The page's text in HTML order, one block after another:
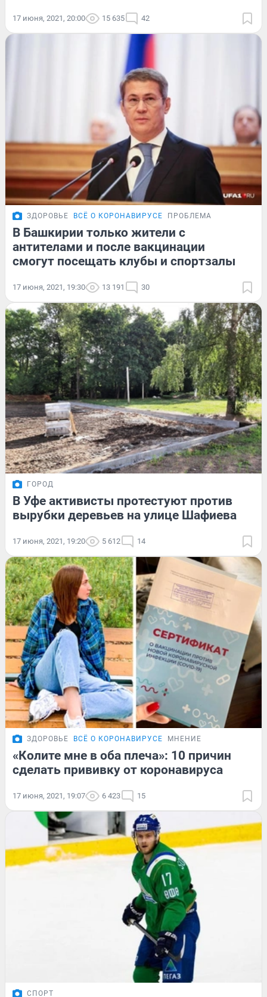
17 июня, 2021, 20:00 15 635 42
ЗДОРОВЬЕ ВСЁ О КОРОНАВИРУСЕ ПРОБЛЕМА
В Башкирии только жители с
антителами и после вакцинации
смогут посещать клубы и спортзалы
17 июня, 2021, 19:30 13 191 30
ГОРОД
В Уфе активисты протестуют против
вырубки деревьев на улице Шафиева
17 июня, 2021, 19:20 5 612 14
ЗДОРОВЬЕ ВСЁ О КОРОНАВИРУСЕ МНЕНИЕ
«Колите мне в оба плеча»: 10 причин
сделать прививку от коронавируса
17 июня, 2021, 19:07 6 423 15
СПОРТ